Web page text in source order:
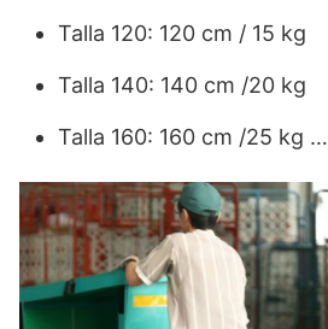
Talla 120: 120 cm / 15 kg
Talla 140: 140 cm /20 kg
Talla 160: 160 cm /25 kg …